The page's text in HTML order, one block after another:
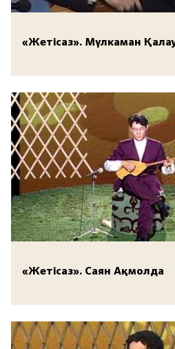
«Жетісаз». Мүлкаман
«Жетісаз». Саян Ақмолда